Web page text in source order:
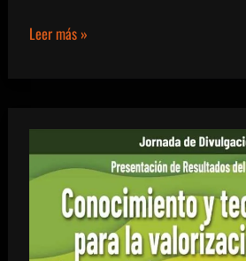
Estación
Grande
Leer más »